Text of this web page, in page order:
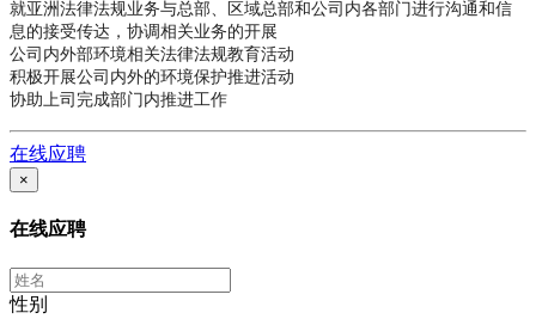
就亚洲法律法规业务与总部、区域总部和公司内各部门进行沟通和信
息的接受传达，协调相关业务的开展
公司内外部环境相关法律法规教育活动
积极开展公司内外的环境保护推进活动
协助上司完成部门内推进工作
在线应聘
×
在线应聘
性别